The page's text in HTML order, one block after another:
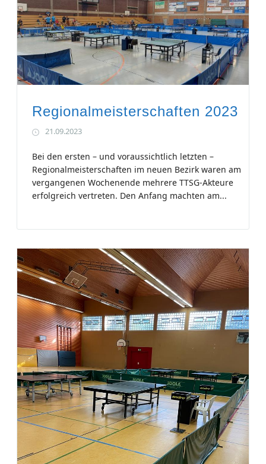
Regionalmeisterschaften 2023
21.09.2023
Bei den ersten – und voraussichtlich letzten –
Regionalmeisterschaften im neuen Bezirk waren am
vergangenen Wochenende mehrere TTSG-Akteure
erfolgreich vertreten. Den Anfang machten am...